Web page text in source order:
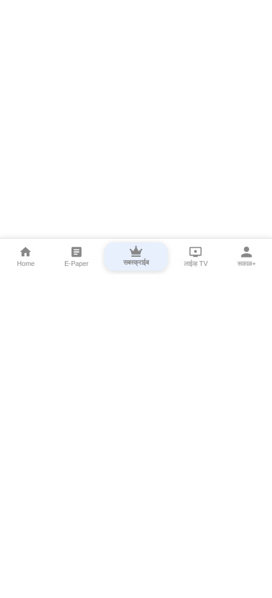
Home E-Paper सबस्क्राईब लाईव्ह TV सकाळ+